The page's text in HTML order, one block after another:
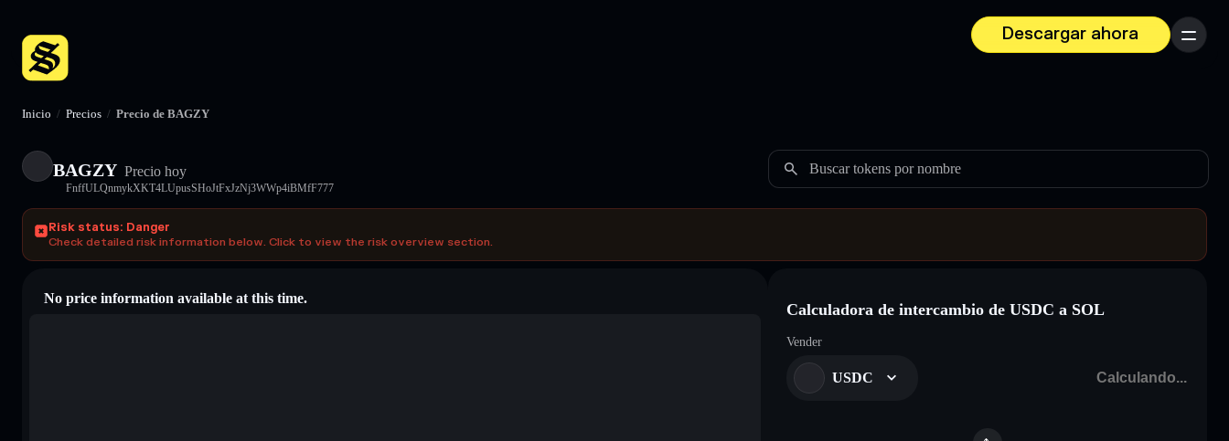
Descargar ahora
Menú
Inicio / Precios / Precio de BAGZY
BAGZY Precio hoy
FnffULQnmykXKT4LUpusSHoJtFxJzNj3WWp4iBMfF777
Buscar tokens por nombre
Risk status: Danger
Check detailed risk information below. Click to view the risk overview section.
No price information available at this time.
Calculadora de intercambio de USDC a SOL
Vender
USDC